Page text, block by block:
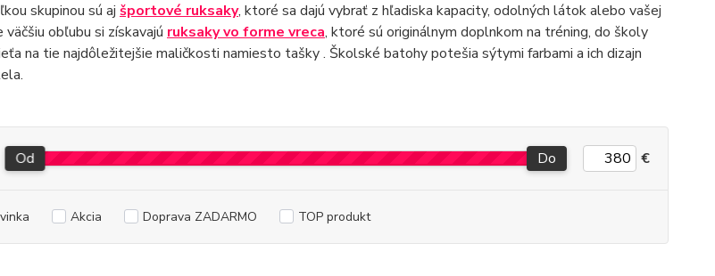
skupinou sú aj športové ruksaky, ktoré sa dajú vybrať z hľadiska kapacity, odolných látok alebo vašej
obľubu si získavajú ruksaky vo forme vreca, ktoré sú originálnym doplnkom na tréning, do školy
na tie najdôležitejšie maličkosti namiesto tašky . Školské batohy potešia sýtymi farbami a ich dizajn
Od Do €
Akcia Doprava ZADARMO TOP produkt